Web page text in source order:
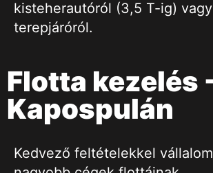
kisteherautóról (3,5 T-ig) vagy
terepjáróról.
Flotta kezelés
Kapospulán
Kedvező feltételekkel